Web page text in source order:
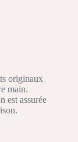
originaux
main.
est assurée